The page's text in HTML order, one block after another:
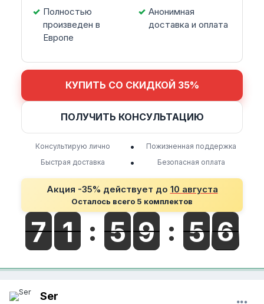
Полностью
произведен в
Европе
Анонимная
доставка и оплата
КУПИТЬ СО СКИДКОЙ 35%
ПОЛУЧИТЬ КОНСУЛЬТАЦИЮ
Консультирую лично •
Пожизненная поддержка
Быстрая доставка
• Безопасная оплата
Акция -35% действует до 10 августа
Осталось всего 5 комплектов
Ser